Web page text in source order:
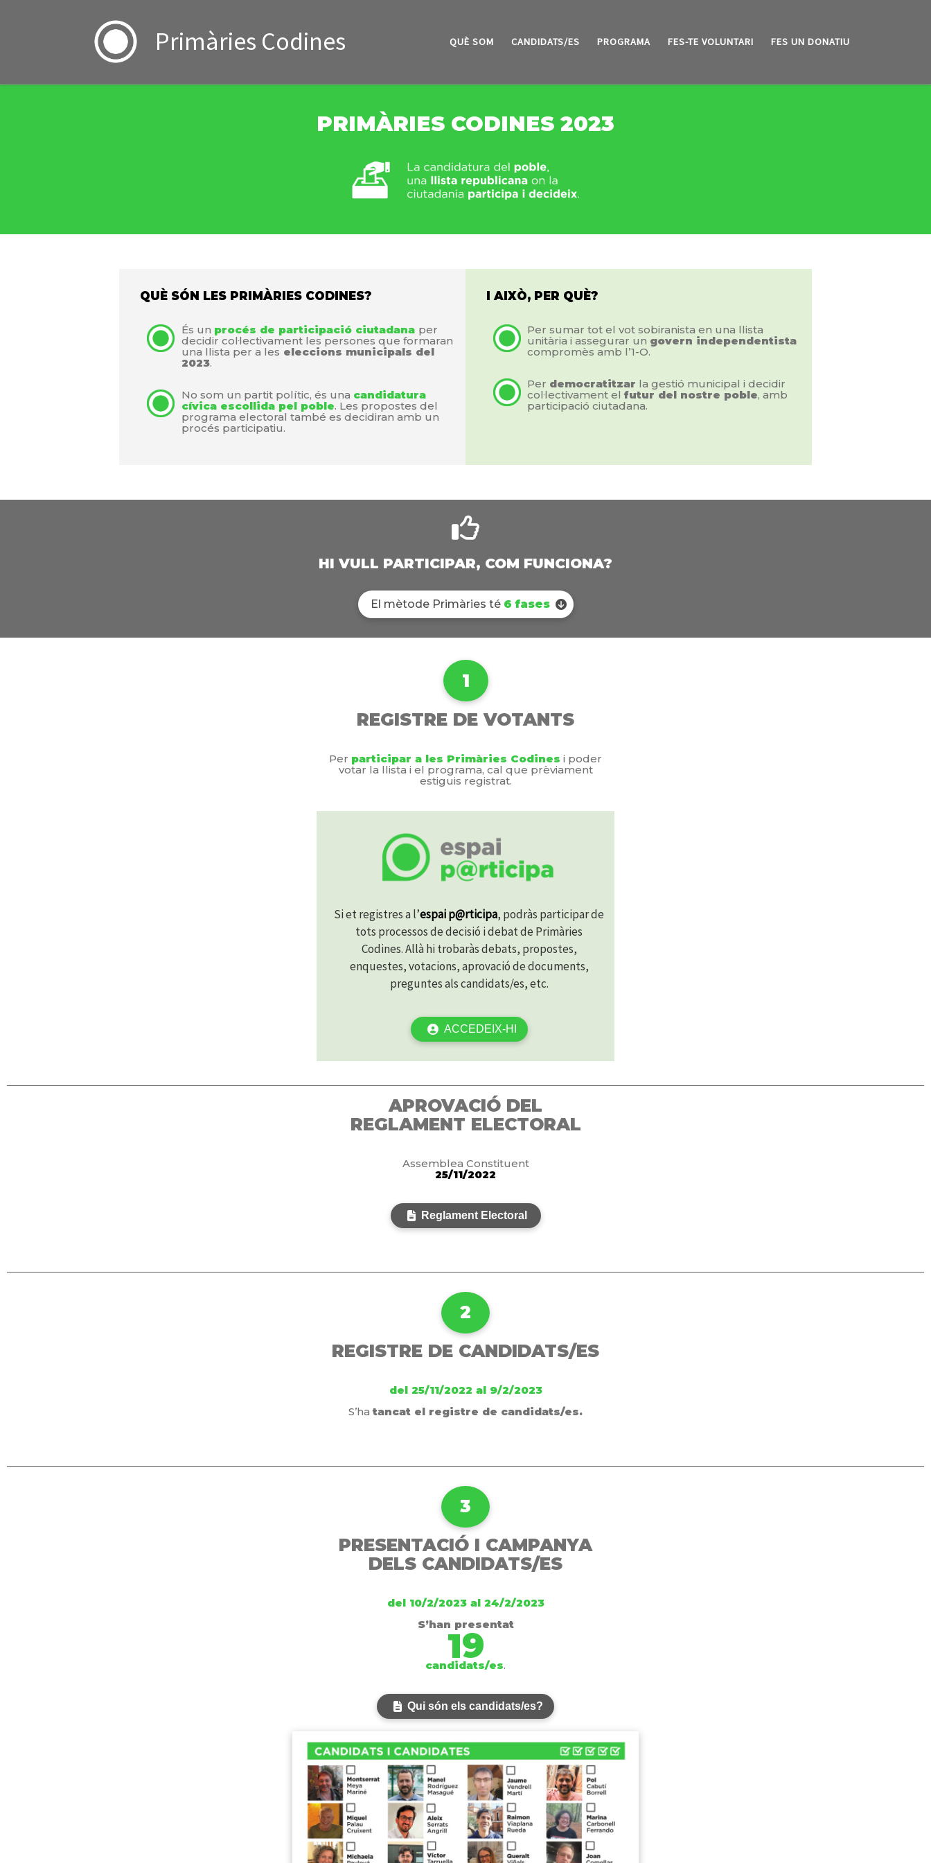
Primàries Codines QUÈ SOM CANDIDATS/ES PROGRAMA FES-TE VOLUNTARI FES UN DONATIU
PRIMÀRIES CODINES 2023
QUÈ SÓN LES PRIMÀRIES CODINES?
És un procés de participació ciutadana per
decidir col·lectivament les persones que formaran
una llista per a les eleccions municipals del
2023.
No som un partit polític, és una candidatura
cívica escollida pel poble. Les propostes del
programa electoral també es decidiran amb un
procés participatiu.
I AIXÒ, PER QUÈ?
Per sumar tot el vot sobiranista en una llista
unitària i assegurar un govern independentista
compromès amb l’1-O.
Per democratitzar la gestió municipal i decidir
col·lectivament el futur del nostre poble, amb
participació ciutadana.
HI VULL PARTICIPAR, COM FUNCIONA?
El mètode Primàries té 6 fases
1
REGISTRE DE VOTANTS
Per participar a les Primàries Codines i poder
votar la llista i el programa, cal que prèviament
estiguis registrat.
Si et registres a l’espai p@rticipa, podràs participar de
tots processos de decisió i debat de Primàries
Codines. Allà hi trobaràs debats, propostes,
enquestes, votacions, aprovació de documents,
preguntes als candidats/es, etc.
ACCEDEIX-HI
APROVACIÓ DEL
REGLAMENT ELECTORAL
Assemblea Constituent
25/11/2022
Reglament Electoral
2
REGISTRE DE CANDIDATS/ES
del 25/11/2022 al 9/2/2023
S’ha tancat el registre de candidats/es.
3
PRESENTACIÓ I CAMPANYA
DELS CANDIDATS/ES
del 10/2/2023 al 24/2/2023
S’han presentat
19
candidats/es.
Qui són els candidats/es?